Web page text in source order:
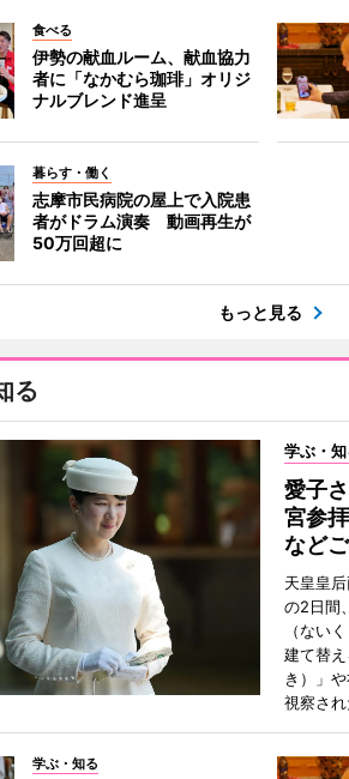
食べる
伊勢の献血ルーム、献血協力
者に「なかむら珈琲」オリジ
ナルブレンド進呈
暮らす・働く
志摩市民病院の屋上で入院患
者がドラム演奏 動画再生が
50万回超に
もっと見る
る
学ぶ・知
愛子
宮参
など
天皇皇
の2日間
（ない
建て替
き）」
視察され
学ぶ・知る